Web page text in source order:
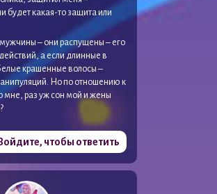
будет какая-то защита или
– они распущены – его
а если длинные в
крашенные волосы –
Но по отношению к
мне, раз уж сон мой и жены
чтобы ответить